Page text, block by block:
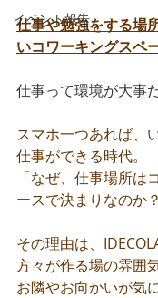
イベント報告
仕事や勉強をする場
いコワーキングスペ
仕事って環境が大事
スマホ一つあれば、
仕事ができる時代。
「なぜ、仕事場所は
ースで決まりなのか？
その理由は、
方々が作る場の雰囲気
お隣やお向かいが気